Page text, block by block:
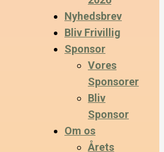
Nyhedsbrev
Bliv Frivillig
Sponsor
Vores
Sponsorer
Bliv
Sponsor
Om os
Årets